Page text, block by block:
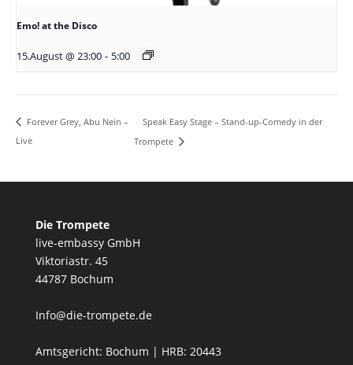
Emo! at the Disco
15.August @ 23:00 - 5:00
Forever Grey, Abu Nein –
Live
Speak Easy Stage – Stand-up-Comedy in der
Trompete
Die Trompete
live-embassy GmbH
Viktoriastr. 45
44787 Bochum
Info@die-trompete.de
Amtsgericht: Bochum | HRB: 20443